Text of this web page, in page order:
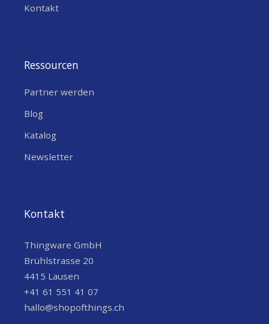
Kontakt
Ressourcen
Partner werden
Blog
Katalog
Newsletter
Kontakt
Thingware GmbH
Brühlstrasse 20
4415 Lausen
+41 61 551 41 07
hallo@shopofthings.ch